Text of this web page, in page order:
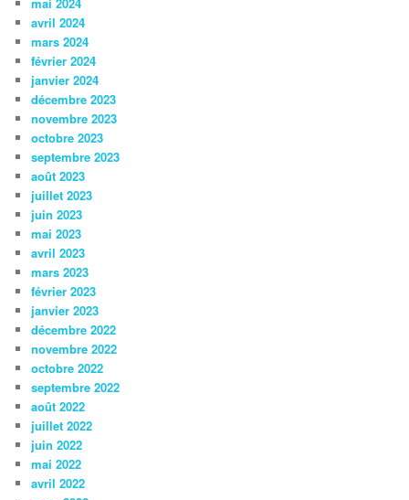
avril 2024
mars 2024
février 2024
janvier 2024
décembre 2023
novembre 2023
octobre 2023
septembre 2023
août 2023
juillet 2023
juin 2023
mai 2023
avril 2023
mars 2023
février 2023
janvier 2023
décembre 2022
novembre 2022
octobre 2022
septembre 2022
août 2022
juillet 2022
juin 2022
mai 2022
avril 2022